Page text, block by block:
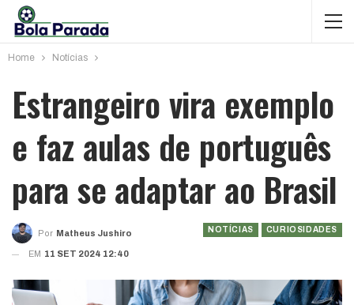
Home Notícias
Estrangeiro vira exemplo
e faz aulas de português
para se adaptar ao Brasil
NOTÍCIAS CURIOSIDADES
Por Matheus Jushiro
EM 11 SET 2024 12:40